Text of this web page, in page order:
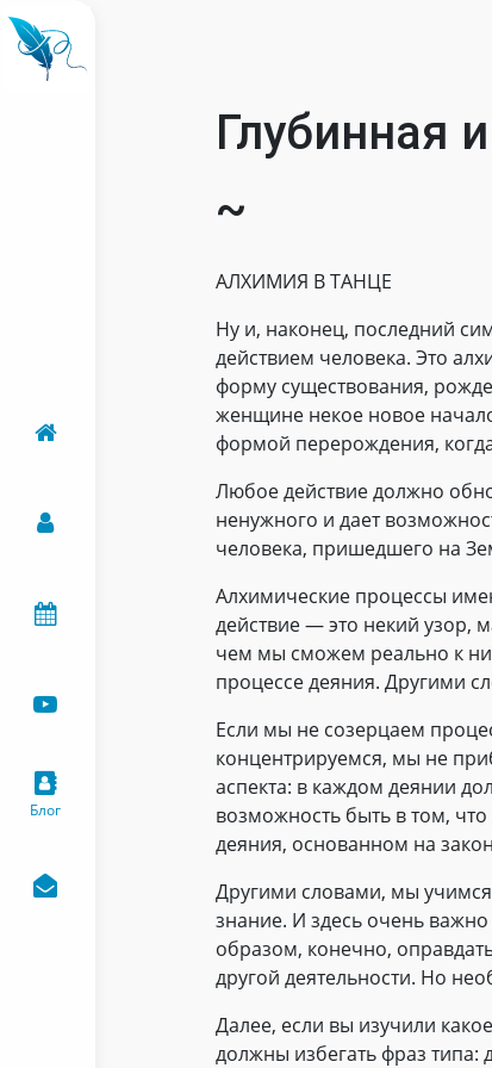
Блог
Глубинная
~
АЛХИМИЯ В ТАНЦЕ
Ну и, наконец, последний
действием человека. Это
форму существования,
женщине некое новое
формой перерождения,
Любое действие должно
ненужного и дает
человека, пришедшего на
Алхимические процессы
действие — это некий узор,
чем мы сможем реально к
процессе деяния. Другими
Если мы не созерцаем
концентрируемся, мы не
аспекта: в каждом деянии
возможность быть в том,
деяния, основанном на
Другими словами, мы учимся
знание. И здесь очень
образом, конечно,
другой деятельности. Но
Далее, если вы изучили
должны избегать фраз